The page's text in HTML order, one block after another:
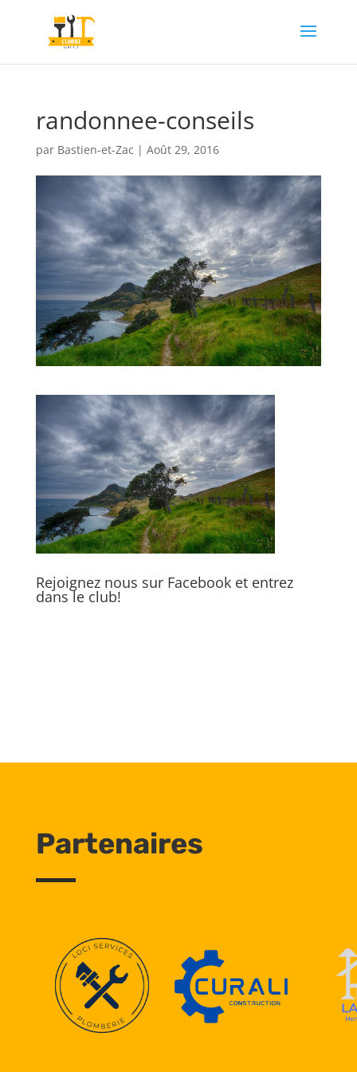
randonnee-conseils
par Bastien-et-Zac | Août 29, 2016
Rejoignez nous sur Facebook et entrez
dans le club!
Partenaires